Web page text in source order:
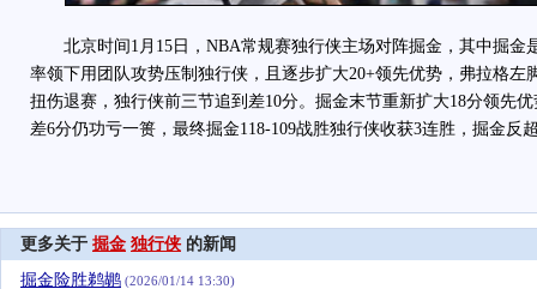
北京时间1月15日，NBA常规赛独行侠主场对阵掘金，其中掘金
率领下用团队攻势压制独行侠，且逐步扩大20+领先优势，弗拉格左
扭伤退赛，独行侠前三节追到差10分。掘金末节重新扩大18分领先
差6分仍功亏一篑，最终掘金118-109战胜独行侠收获3连胜，掘金反
更多关于 掘金 独行侠的新闻
掘金险胜鹈鹕 (2026/01/14 13:30)